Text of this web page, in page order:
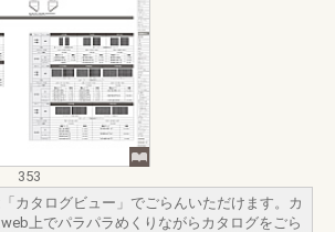
353
カタログビュー」でごらんいただけます。カ
上でパラパラめくりながらカタログをごら